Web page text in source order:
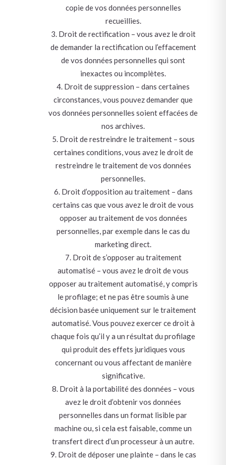
copie de vos données personnelles
recueillies.
Droit de rectification – vous avez le droit
de demander la rectification ou l’effacement
de vos données personnelles qui sont
inexactes ou incomplètes.
Droit de suppression – dans certaines
circonstances, vous pouvez demander que
vos données personnelles soient effacées de
nos archives.
Droit de restreindre le traitement – sous
certaines conditions, vous avez le droit de
restreindre le traitement de vos données
personnelles.
Droit d’opposition au traitement – dans
certains cas que vous avez le droit de vous
opposer au traitement de vos données
personnelles, par exemple dans le cas du
marketing direct.
Droit de s’opposer au traitement
automatisé – vous avez le droit de vous
opposer au traitement automatisé, y compris
le profilage; et ne pas être soumis à une
décision basée uniquement sur le traitement
automatisé. Vous pouvez exercer ce droit à
chaque fois qu’il y a un résultat du profilage
qui produit des effets juridiques vous
concernant ou vous affectant de manière
significative.
Droit à la portabilité des données – vous
avez le droit d’obtenir vos données
personnelles dans un format lisible par
machine ou, si cela est faisable, comme un
transfert direct d’un processeur à un autre.
Droit de déposer une plainte – dans le cas